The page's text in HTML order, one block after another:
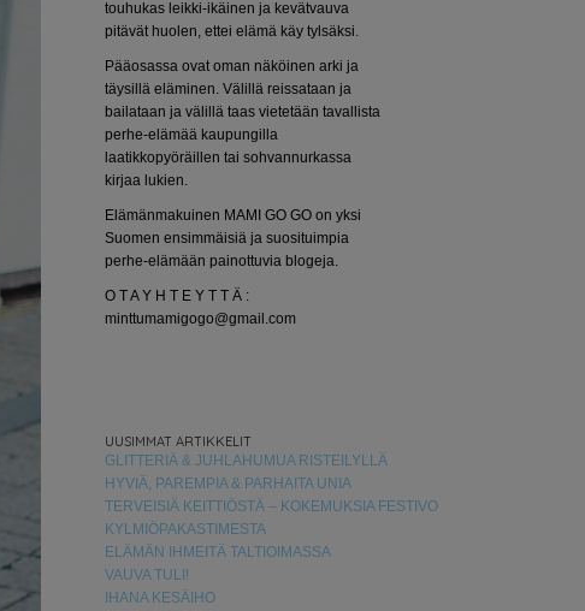
touhukas leikki-ikäinen ja kevätvauva
pitävät huolen, ettei elämä käy tylsäksi.
Pääosassa ovat oman näköinen arki ja
täysillä eläminen. Välillä reissataan ja
bailataan ja välillä taas vietetään tavallista
perhe-elämää kaupungilla
laatikkopyöräillen tai sohvannurkassa
kirjaa lukien.
Elämänmakuinen MAMI GO GO on yksi
Suomen ensimmäisiä ja suosituimpia
perhe-elämään painottuvia blogeja.
O T A Y H T E Y T T Ä :
minttumamigogo@gmail.com
UUSIMMAT ARTIKKELIT
GLITTERIÄ & JUHLAHUMUA RISTEILYLLÄ
HYVIÄ, PAREMPIA & PARHAITA UNIA
TERVEISIÄ KEITTIÖSTÄ – KOKEMUKSIA FESTIVO
KYLMIÖPAKASTIMESTA
ELÄMÄN IHMEITÄ TALTIOIMASSA
VAUVA TULI!
IHANA KESÄIHO